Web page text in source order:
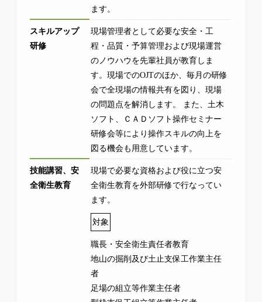
ます。
スキルアップ
研修
現場管理者として必要な安全・工
程・品質・予算管理および現場運営
のノウハウを先輩社員が教育しま
す。現場でのOJTのほか、毎月の研修
会で全現場の情報共有を図り、現場
の問題点を解消します。 また、土木
ソフト、ＣＡＤソフト操作セミナー
研修会等により操作スキルの向上を
図る機会も用意しています。
技能講習、安
全衛生教育
現場で必要な資格および役に立つ安
全衛生教育を外部研修で行なってい
ます。
対象
職長・安全衛生責任者教育
地山の掘削及び土止支保工作業主任
者
足場の組立等作業主任者